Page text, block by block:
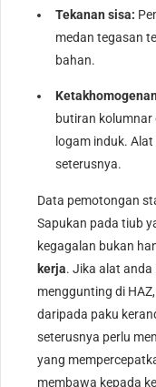
Tekanan sisa:
medan tegasan
bahan.
butiran kolumnar
logam induk.
seterusnya.
Data pemotongan
Sapukan pada tiub
kegagalan bukan
kerja. Jika alat
menggunting di
daripada paku
seterusnya perlu
yang
membawa kepada